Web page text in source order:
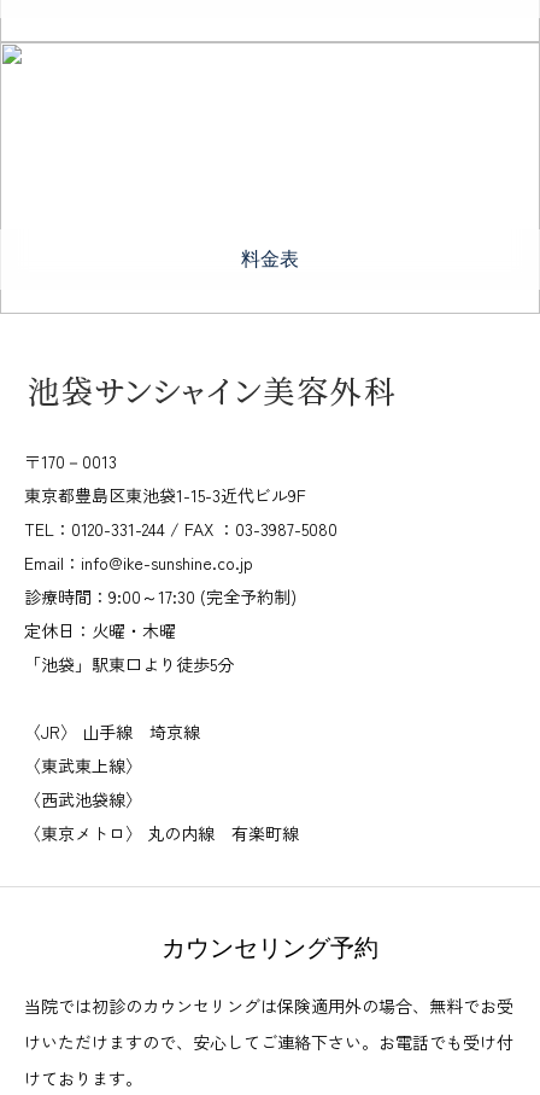
料金表
〒170－0013
東京都豊島区東池袋1-15-3近代ビル9F
TEL：0120-331-244 / FAX ：03-3987-5080
Email：info@ike-sunshine.co.jp
診療時間：9:00～17:30 (完全予約制)
定休日：火曜・木曜
「池袋」駅東口より徒歩5分
〈JR〉 山手線 埼京線
〈東武東上線〉
〈西武池袋線〉
〈東京メトロ〉 丸の内線 有楽町線
カウンセリング予約
当院では初診のカウンセリングは保険適用外の場合、無料でお受
けいただけますので、安心してご連絡下さい。お電話でも受け付
けております。